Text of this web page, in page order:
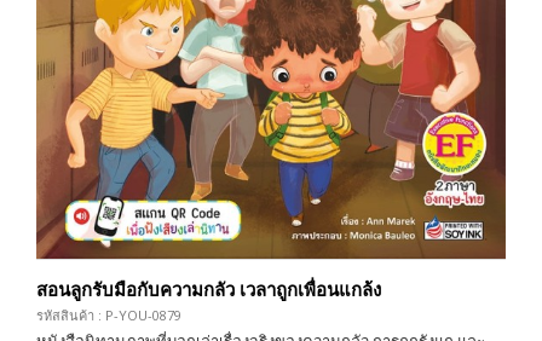
สอนลูกรับมือกับความกลัว เวลาถูกเพื่อนแกล้ง
รหัสสินค้า : P-YOU-0879